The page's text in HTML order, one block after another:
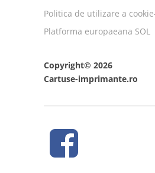
Politica de utilizare a
Platforma europaeana SOL
Copyright© 2026
Cartuse-imprimante.ro